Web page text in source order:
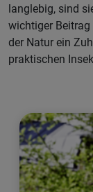
langlebig, sind
wichtiger Beitrag
der Natur ein
praktischen